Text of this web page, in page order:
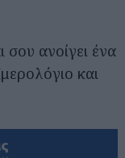
σου ανοίγει ένα
και